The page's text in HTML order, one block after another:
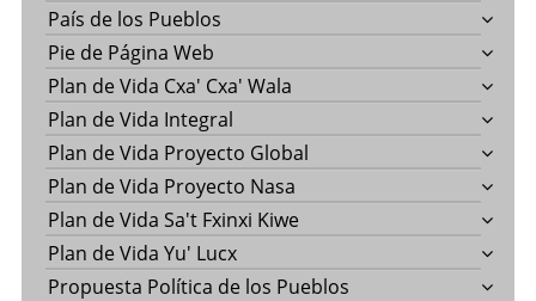
País de los Pueblos
Pie de Página Web
Plan de Vida Cxa' Cxa' Wala
Plan de Vida Integral
Plan de Vida Proyecto Global
Plan de Vida Proyecto Nasa
Plan de Vida Sa't Fxinxi Kiwe
Plan de Vida Yu' Lucx
Propuesta Política de los Pueblos